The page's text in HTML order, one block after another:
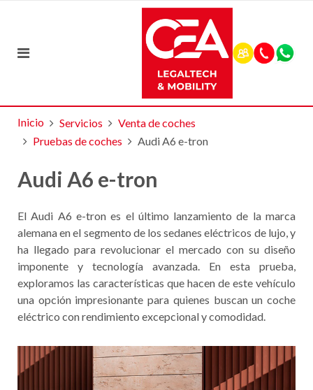
Inicio Servicios
Venta de coches
Pruebas de coches
Audi A6 e-tron
Audi A6 e-tron
El Audi A6 e-tron es el último lanzamiento de la marca
alemana en el segmento de los sedanes eléctricos de lujo, y
ha llegado para revolucionar el mercado con su diseño
imponente y tecnología avanzada. En esta prueba,
exploramos las características que hacen de este vehículo
una opción impresionante para quienes buscan un coche
eléctrico con rendimiento excepcional y comodidad.